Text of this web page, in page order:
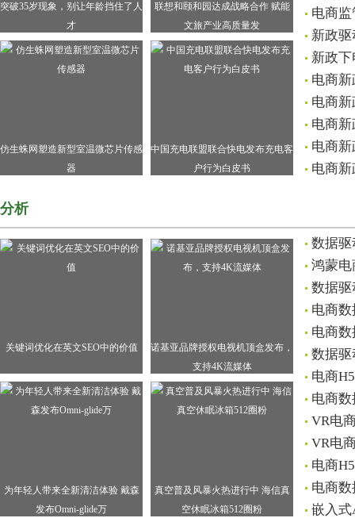
突破35岁现象，别让年龄挡住了人
才
联想和颐和园达成战略合作 赋能
文旅产业高质量发
仿生蛛网塑造新型室温微芯片传感
器
中国充电联盟联合快电发布充电客
户行为白皮书
电商
新政
新政
电商
电商
电商
电商
电商
分析
关键词优化在英文SEO中的价值
诺基亚品牌授权电视机顶盒发布，
支持4K流媒体
为年轻人带来全新清洁体验 戴森
发布Omni-glide万
真空普及风暴火热进行中 海信真
空休眠冰箱512圈粉
数据
鸿蒙
数据
电商
电商
数据
电商
电商
VR电
VR电
电商
电商
嵌入